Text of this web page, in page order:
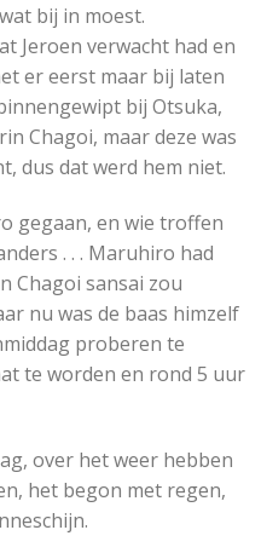
bij in moest.
Jeroen verwacht had en
er eerst maar bij laten
bij Otsuka,
Chagoi, maar deze was
dus dat werd hem niet.
gegaan, en wie troffen
. . . Maruhiro had
Chagoi sansai zou
nu was de baas himzelf
proberen te
te worden en rond 5 uur
over het weer hebben
het begon met regen,